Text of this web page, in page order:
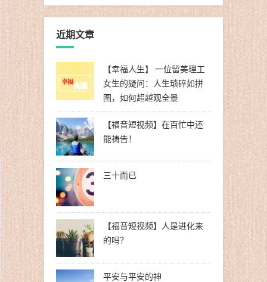
近期文章
【幸福人生】 一位留美理工
女生的疑问：人生琐碎如拼
图，如何超越观全景
【福音短视频】在百忙中还
能祷告！
三十而已
【福音短视频】人是进化来
的吗？
平安与平安的神